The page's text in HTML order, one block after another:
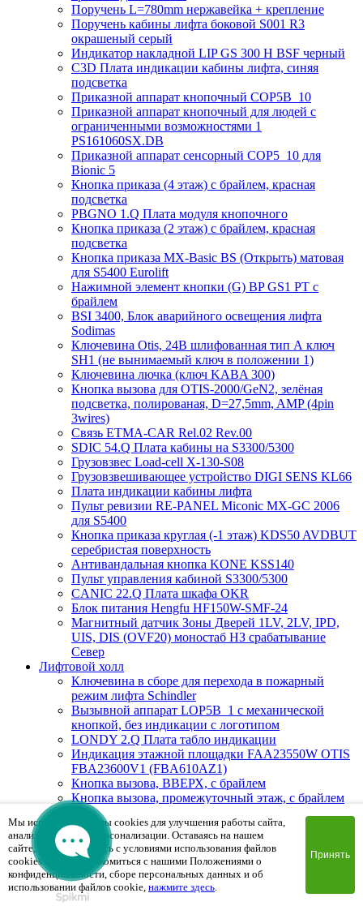
Поручень L=780mm нержавейка + крепление
Поручень кабины лифта боковой S001 R3
окрашеный серый
Индикатор накладной LIP GS 300 H BSF черный
C3D Плата индикации кабины лифта, синяя
подсветка
Приказной аппарат кнопочный COP5B_10
Приказной аппарат кнопочный для людей с
ограниченными возможностями 1
PS161060SX.DB
Приказной аппарат сенсорный COP5_10 для
Bionic 5
Кнопка приказа (4 этаж) с брайлем, красная
подсветка
PBGNO 1.Q Плата модуля кнопочного
Кнопка приказа (2 этаж) с брайлем, красная
подсветка
Кнопка приказа MX-Basic BS (Открыть) матовая
для S5400 Eurolift
Нажимной элемент кнопки (G) BP GS1 PT с
брайлем
BSI 3400, Блок аварийного освещения лифта
Sodimas
Ключевина Otis, 24В шлифованная тип А ключ
SH1 (не вынимаемый ключ в положении 1)
Ключевина лючка (ключ KABA 300)
Кнопка вызова для OTIS-2000/GeN2, зелёная
подсветка, полированая, D=27,5mm, AMP (4pin
3wires)
Связь ETMA-CAR Rel.02 Rev.00
SDIC 54.Q Плата кабины на S3300/5300
Грузовзвес Load-cell X-130-S08
Грузовзвешивающее устройство DIGI SENS KL66
Плата индикации кабины лифта
Пульт ревизии RE-PANEL Miconic MX-GC 2006
для S5400
Кнопка приказа круглая (-1 этаж) KDS50 AVDBUT
серебристая поверхность
Антивандальная кнопка KONE KSS140
Пульт управления кабиной S3300/5300
CANIC 22.Q Плата шкафа OKR
Блок питания Hengfu HF150W-SMF-24
Магнитный датчик Зоны Дверей 1LV, 2LV, IPD,
UIS, DIS (OVF20) моностаб НЗ срабатывание
Cевер
Лифтовой холл
Ключевина в сборе для перехода в пожарный
режим лифта Schindler
Вызывной аппарат LOP5B_1 с механической
кнопкой, без индикации с логотипом
LONDY 2.Q Плата табло индикации
Индикация этажной площадки FAA23550W OTIS
FBA23600V1 (FBA610AZ1)
Кнопка вызова, ВВЕРХ, с брайлем
Кнопка вызова, промежуточный этаж, с брайлем
DCL-244 Плата приказного аппарата
Вызывная панель LOP GS 100 P-2WSF
(промежуточный этаж), белый, накладной
BLINVHG 1.Q Плата табло индикации
DHL-270 Плата этажная
BIOAPRL 1.Q Плата индикиции, красный цвет на
Schindler 300AP
Мы используем файлы cookies для улучшения работы сайта,
анализа трафика и персонализации. Оставаясь на нашем
сайте, вы соглашаетесь с условиями использования файлов
cookies. Чтобы ознакомиться с нашими Положениями о
конфиденциальности, сборе персональных данных и об
использовании файлов cookie, нажмите здесь.
Принять